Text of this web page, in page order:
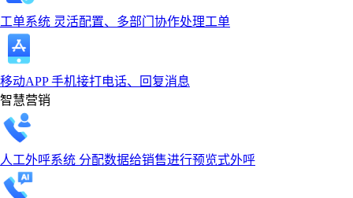
工单系统 灵活配置、多部门协作处理工单
移动APP手机接打电话、回复消息
智慧营销
人工外呼系统 分配数据给销售进行预览式外呼